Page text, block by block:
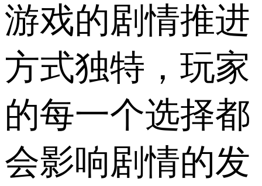
游戏的剧情推进
方式独特，玩家
的每一个选择都
会影响剧情的发